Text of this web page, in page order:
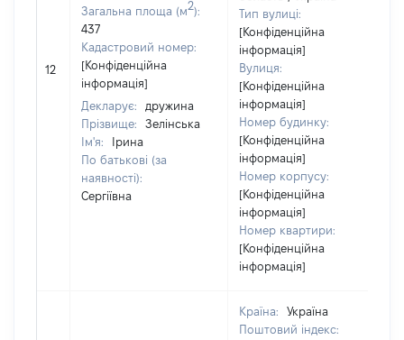
12
Загальна площа (м2):
437
Кадастровий номер:
[Конфіденційна
інформація]
Декларує:
дружина
Прізвище:
Зелінська
Ім'я:
Ірина
По батькові (за
наявності):
Сергіївна
Тип вулиці:
[Конфіденційна
інформація]
Вулиця:
[Конфіденційна
інформація]
Номер будинку:
[Конфіденційна
інформація]
Номер корпусу:
[Конфіденційна
інформація]
Номер квартири:
[Конфіденційна
інформація]
Країна:
Україна
Поштовий індекс: